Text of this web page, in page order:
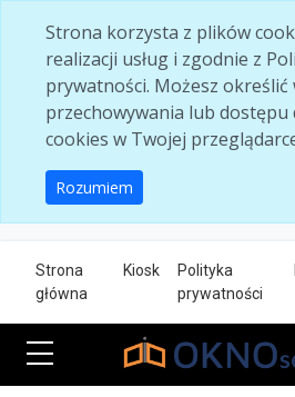
Strona korzysta z plików
realizacji usług i zgodnie z
prywatności. Możesz określić
przechowywania lub dostępu
cookies w Twojej
Rozumiem
Strona
główna
Kiosk
Polityka
prywatności